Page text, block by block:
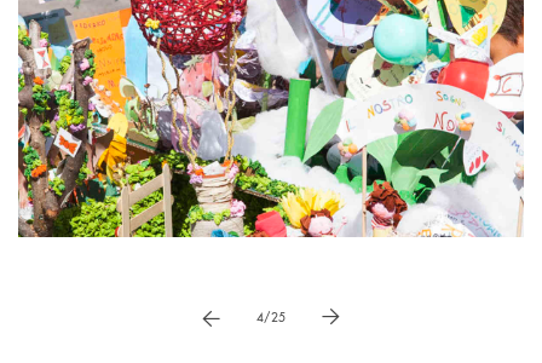
vai a immagne precedente
4/25 vai a immagine successiva